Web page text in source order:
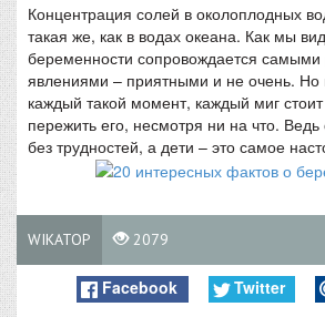
Концентрация солей в околоплодных
такая же, как в водах океана. Как мы
беременности сопровождается
явлениями – приятными и не очень. Но
каждый такой момент, каждый миг стоит
пережить его, несмотря ни на что. Ведь
без трудностей, а дети – это самое
WIKATOP 2079
Facebook Twitter